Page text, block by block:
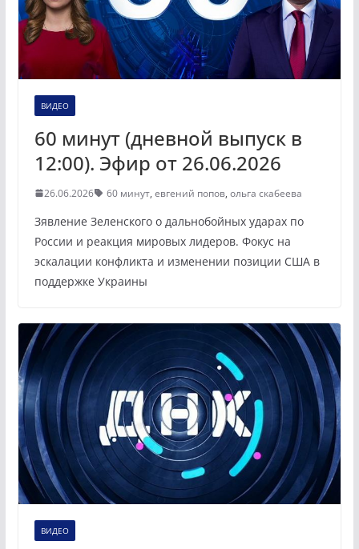
ВИДЕО
60 минут (дневной выпуск в
12:00). Эфир от 26.06.2026
26.06.2026 60 минут, евгений попов, ольга скабеева
Зявление Зеленского о дальнобойных ударах по
России и реакция мировых лидеров. Фокус на
эскалации конфликта и изменении позиции США в
поддержке Украины
ВИДЕО